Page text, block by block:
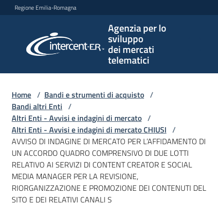
Vai al contenuto
Vai alla navigazione
Vai al footer
Regione Emilia-Romagna
Agenzia per lo
sviluppo
dei mercati
telematici
per lo
sviluppo
telematici
L'Agenzia
Bandi
e
strumenti
Home / Bandi e strumenti di acquisto /
Bandi altri Enti /
Altri Enti - Avvisi e indagini di mercato /
Altri Enti - Avvisi e indagini di mercato CHIUSI /
AVVISO DI INDAGINE DI MERCATO PER L’AFFIDAMENTO DI
UN ACCORDO QUADRO COMPRENSIVO DI DUE LOTTI
RELATIVO AI SERVIZI DI CONTENT CREATOR E SOCIAL
MEDIA MANAGER PER LA REVISIONE,
RIORGANIZZAZIONE E PROMOZIONE DEI CONTENUTI DEL
SITO E DEI RELATIVI CANALI S